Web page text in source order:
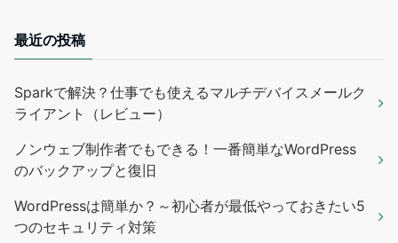
最近の投稿
Sparkで解決？仕事でも使えるマルチデバイスメールク
ライアント（レビュー）
ノンウェブ制作者でもできる！一番簡単なWordPress
のバックアップと復旧
WordPressは簡単か？～初心者が最低やっておきたい5
つのセキュリティ対策